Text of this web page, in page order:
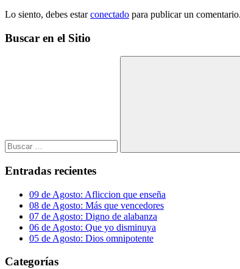
Lo siento, debes estarconectado para publicar un comentario.
Buscar en el Sitio
Buscar
Entradas recientes
09 de Agosto: Afliccion que enseña
08 de Agosto: Más que vencedores
07 de Agosto: Digno de alabanza
06 de Agosto: Que yo disminuya
05 de Agosto: Dios omnipotente
Categorías